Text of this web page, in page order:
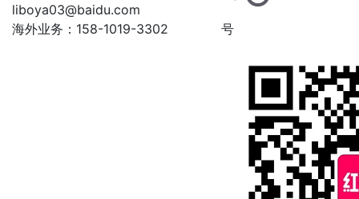
liboya03@baidu.com
海外业务：158-1019-3302
号